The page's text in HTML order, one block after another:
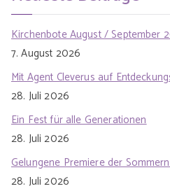
Kirchenbote August / September
7. August 2026
Mit Agent Cleverus auf
28. Juli 2026
Ein Fest für alle Generationen
28. Juli 2026
Gelungene Premiere der
28. Juli 2026